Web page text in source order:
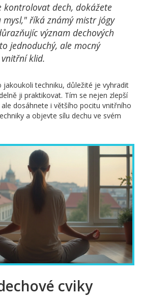
kontrolovat dech, dokážete
říká známý mistr jógy
význam dechových
jednoduchý, ale mocný
klid.
techniku, důležité je vyhradit
ji praktikovat. Tím se nejen zlepší
dosáhnete i většího pocitu vnitřního
a objevte sílu dechu ve svém
cviky